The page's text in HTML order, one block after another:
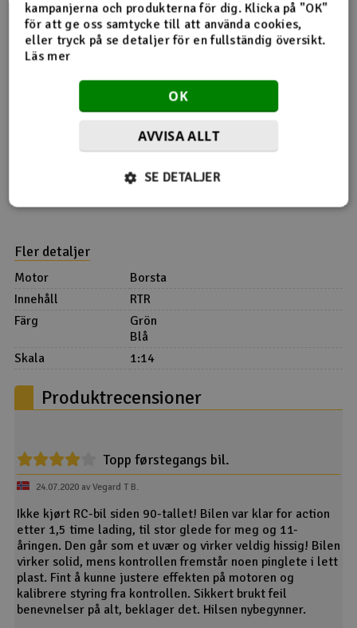
Fler detaljer
Motor
Borsta
Innehåll
RTR
Färg
Grön
Blå
Skala
1:14
Produktrecensioner
Topp førstegangs bil.
24.07.2020 av Vegard T B.
Ikke kjørt RC-bil siden 90-tallet! Bilen var klar for action
etter 1,5 time lading, til stor glede for meg og 11-
åringen. Den går som et uvær og virker veldig hissig! Bilen
virker solid, mens kontrollen fremstår noen pinglete i lett
plast. Fint å kunne justere effekten på motoren og
kalibrere styring fra kontrollen. Sikkert brukt feil
benevnelser på alt, beklager det. Hilsen nybegynner.
kampanjerna och produkterna för dig. Klicka på "OK"
för att ge oss samtycke till att använda cookies,
eller tryck på se detaljer för en fullständig översikt.
Läs mer
OK
AVVISA ALLT
SE DETALJER